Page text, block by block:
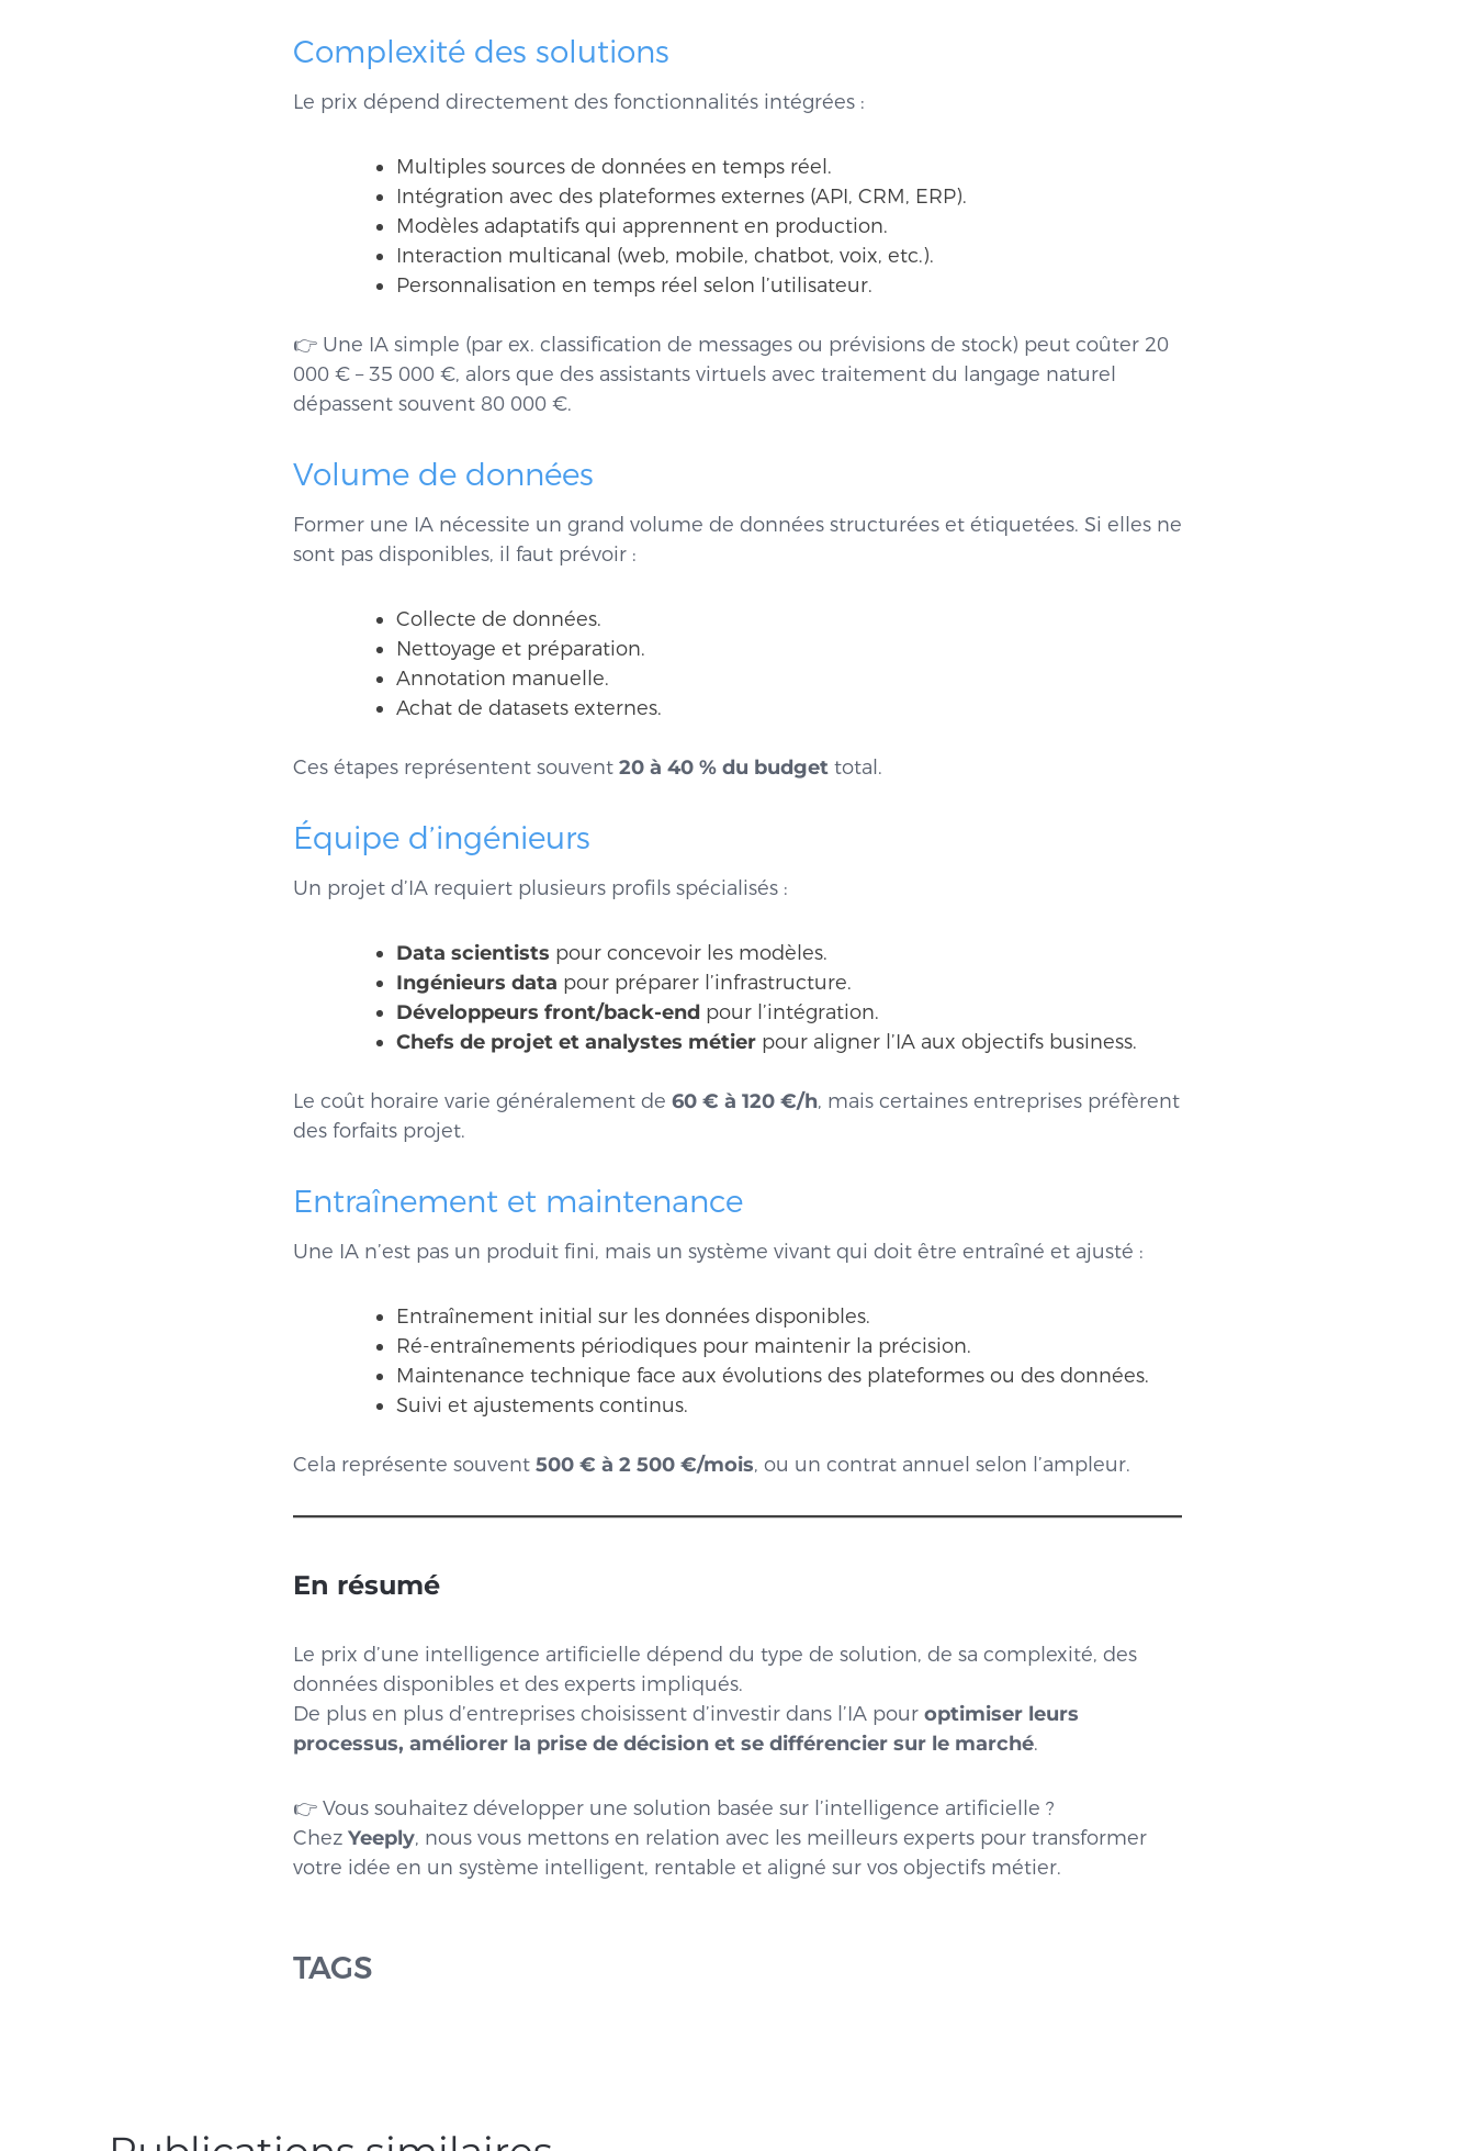
Complexité des solutions
Le prix dépend directement des fonctionnalités intégrées :
Multiples sources de données en temps réel.
Intégration avec des plateformes externes (API, CRM, ERP).
Modèles adaptatifs qui apprennent en production.
Interaction multicanal (web, mobile, chatbot, voix, etc.).
Personnalisation en temps réel selon l’utilisateur.
👉 Une IA simple (par ex. classification de messages ou prévisions de stock) peut coûter 20
000 € – 35 000 €, alors que des assistants virtuels avec traitement du langage naturel
dépassent souvent 80 000 €.
Volume de données
Former une IA nécessite un grand volume de données structurées et étiquetées. Si elles ne
sont pas disponibles, il faut prévoir :
Collecte de données.
Nettoyage et préparation.
Annotation manuelle.
Achat de datasets externes.
Ces étapes représentent souvent 20 à 40 % du budget total.
Équipe d’ingénieurs
Un projet d’IA requiert plusieurs profils spécialisés :
Data scientists pour concevoir les modèles.
Ingénieurs data pour préparer l’infrastructure.
Développeurs front/back-end pour l’intégration.
Chefs de projet et analystes métier pour aligner l’IA aux objectifs business.
Le coût horaire varie généralement de 60 € à 120 €/h, mais certaines entreprises préfèrent
des forfaits projet.
Entraînement et maintenance
Une IA n’est pas un produit fini, mais un système vivant qui doit être entraîné et ajusté :
Entraînement initial sur les données disponibles.
Ré-entraînements périodiques pour maintenir la précision.
Maintenance technique face aux évolutions des plateformes ou des données.
Suivi et ajustements continus.
Cela représente souvent 500 € à 2 500 €/mois, ou un contrat annuel selon l’ampleur.
En résumé
Le prix d’une intelligence artificielle dépend du type de solution, de sa complexité, des
données disponibles et des experts impliqués.
De plus en plus d’entreprises choisissent d’investir dans l’IA pour optimiser leurs
processus, améliorer la prise de décision et se différencier sur le marché.
👉 Vous souhaitez développer une solution basée sur l’intelligence artificielle ?
Chez Yeeply, nous vous mettons en relation avec les meilleurs experts pour transformer
votre idée en un système intelligent, rentable et aligné sur vos objectifs métier.
TAGS